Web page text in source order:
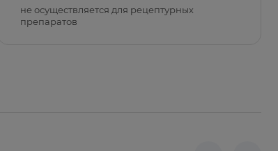
не осуществляется для рецептурных
препаратов